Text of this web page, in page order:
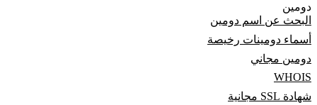
دومين
البحث عن اسم دومين
أسماء دومينات رخيصة
دومين مجاني
WHOIS
شهادة SSL مجانية